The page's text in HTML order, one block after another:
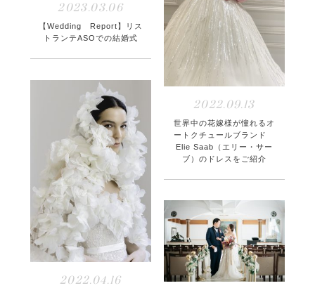
2023.03.06
【Wedding Report】リス
トランテASOでの結婚式
2022.09.13
世界中の花嫁様が憧れるオ
ートクチュールブランド
Elie Saab（エリー・サー
ブ）のドレスをご紹介
2022.04.16